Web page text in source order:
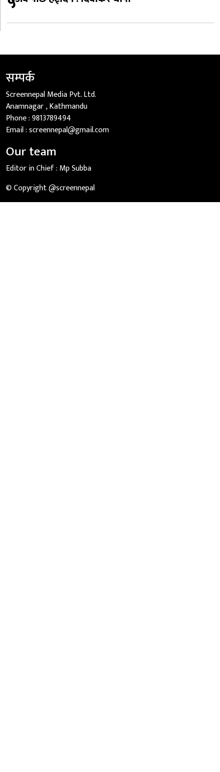
सम्पर्क
Screennepal Media Pvt. Ltd.
Anamnagar , Kathmandu
Phone :9813789494
Email :screennepal@gmail.com
Our team
Editor in Chief : Mp Subba
© Copyright @screennepal